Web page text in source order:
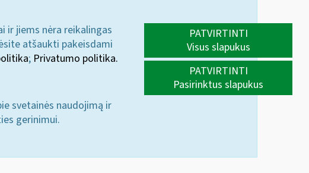
ir jiems nėra reikalingas
atšaukti pakeisdami
; Privatumo politika.
svetainės naudojimą ir
gerinimui.
PATVIRTINTI
Visus slapukus
PATVIRTINTI
Pasirinktus slapukus